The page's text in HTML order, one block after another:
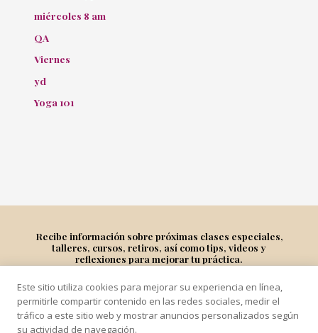
miércoles 8 am
QA
Viernes
yd
Yoga 101
Recibe información sobre próximas clases especiales,
talleres, cursos, retiros, así como tips, videos y
reflexiones para mejorar tu práctica.
Suscríbete
Este sitio utiliza cookies para mejorar su experiencia en línea,
permitirle compartir contenido en las redes sociales, medir el
tráfico a este sitio web y mostrar anuncios personalizados según
su actividad de navegación.